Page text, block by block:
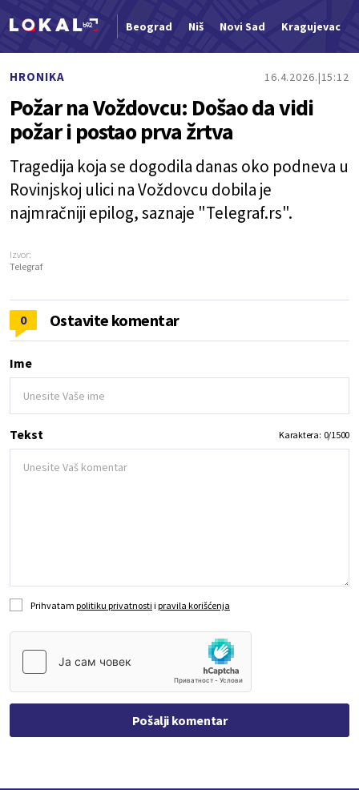
Beograd Niš Novi Sad Kragujevac
HRONIKA 16.4.2026. 15:12
Požar na Voždovcu: Došao da vidi
požar i postao prva žrtva
Tragedija koja se dogodila danas oko podneva u
Rovinjskoj ulici na Voždovcu dobila je
najmračniji epilog, saznaje "Telegraf.rs".
Izvor:
Telegraf
0 Ostavite komentar
Ime
Tekst Karaktera: 0/1500
Prihvatam politiku privatnosti i pravila korišćenja
Pošalji komentar